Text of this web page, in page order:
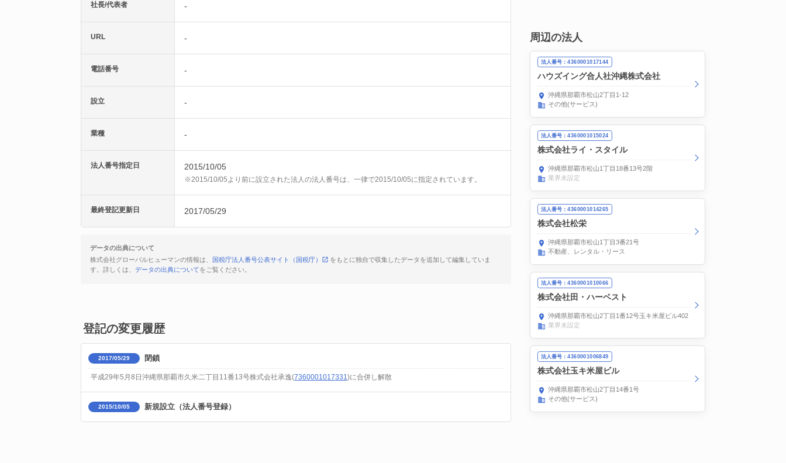
社長/代表者 -
URL -
電話番号 -
設立 -
業種 -
法人番号指定日 2015/10/05
※2015/10/05より前に設立された法人の法人番号は、一律で2015/10/05に指定されています。
最終登記更新日 2017/05/29
データの出典について
株式会社グローバルヒューマンの情報は、
国税庁法人番号公表サイト（国税庁）
をもとに独自で収集したデータを追加して編集していま
す。詳しくは、 データの出典についてをご覧ください。
登記の変更履歴
2017/05/29 閉鎖
平成29年5月8日沖縄県那覇市久米二丁目11番13号株式会社承逸(7360001017331)に合併し解散
2015/10/05 新規設立（法人番号登録）
周辺の法人
法人番号：4360001017144
ハウズイング合人社沖縄株式会社
沖縄県那覇市松山2丁目1-12
その他(サービス)
法人番号：4360001015024
株式会社ライ・スタイル
沖縄県那覇市松山1丁目18番13号2階
業界未設定
法人番号：4360001014265
株式会社松栄
沖縄県那覇市松山1丁目3番21号
不動産、レンタル・リース
法人番号：4360001010066
株式会社田・ハーベスト
沖縄県那覇市松山2丁目1番12号玉キ米屋ビル402
業界未設定
法人番号：4360001006849
株式会社玉キ米屋ビル
沖縄県那覇市松山2丁目14番1号
その他(サービス)